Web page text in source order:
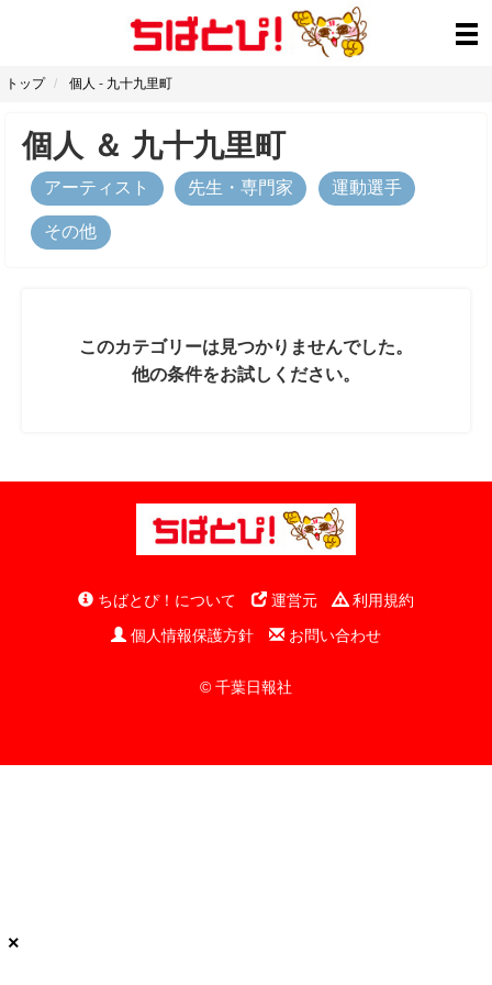
トップ 個人 - 九十九里町
個人 ＆ 九十九里町
アーティスト 先生・専門家 運動選手
その他
このカテゴリーは見つかりませんでした。
他の条件をお試しください。
ちばとぴ！について 運営元
利用規約
個人情報保護方針
お問い合わせ
© 千葉日報社
×